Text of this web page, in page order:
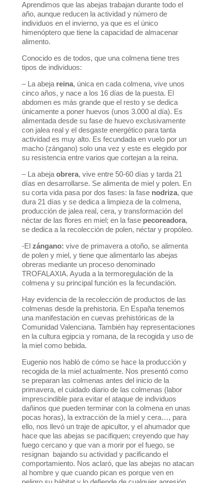
Aprendimos que las abejas trabajan durante todo el
año, aunque reducen la actividad y número de
individuos en el invierno, ya que es el único
himenóptero que tiene la capacidad de almacenar
alimento.
Conocido es de todos, que una colmena tiene tres
tipos de individuos:
– La abeja reina, única en cada colmena, vive unos
cinco años, y nace a los 16 días de la puesta. El
abdomen es más grande que el resto y se dedica
únicamente a poner huevos (unos 3.000 al día). Es
alimentada desde su fase de huevo exclusivamente
con jalea real y el desgaste energético para tanta
actividad es muy alto. Es fecundada en vuelo por un
macho (zángano) solo una vez y este es elegido por
su resistencia entre varios que cortejan a la reina.
– La abejaobrera, vive entre 50-60 días y tarda 21
días en desarrollarse. Se alimenta de miel y polen. En
su corta vida pasa por dos fases: la fase nodriza, que
dura 21 días y se dedica a limpieza de la colmena,
producción de jalea real, cera, y transformación del
néctar de las flores en miel; en la fase pecoreadora,
se dedica a la recolección de polen, néctar y propóleo.
-El zángano: vive de primavera a otoño, se alimenta
de polen y miel, y tiene que alimentarlo las abejas
obreras mediante un proceso denominado
TROFALAXIA. Ayuda a la termoregulación de la
colmena y su principal función es la fecundación.
Hay evidencia de la recolección de productos de las
colmenas desde la prehistoria. En España tenemos
una manifestación en cuevas prehistóricas de la
Comunidad Valenciana. También hay representaciones
en la cultura egipcia y romana, de la recogida y uso de
la miel como bebida.
Eugenio nos habló de cómo se hace la producción y
recogida de la miel actualmente. Nos presentó como
se preparan las colmenas antes del inicio de la
primavera, el cuidado diario de las colmenas (labor
imprescindible para evitar el ataque de individuos
dañinos que pueden terminar con la colmena en unas
pocas horas), la extracción de la miel y cera…, para
ello, nos llevó un traje de apicultor, y el ahumador que
hace que las abejas se pacifiquen; creyendo que hay
fuego cercano y que van a morir por el fuego, se
resignan bajando su actividad y pacificando el
comportamiento. Nos aclaró, que las abejas no atacan
al hombre y que cuando pican es porque ven en